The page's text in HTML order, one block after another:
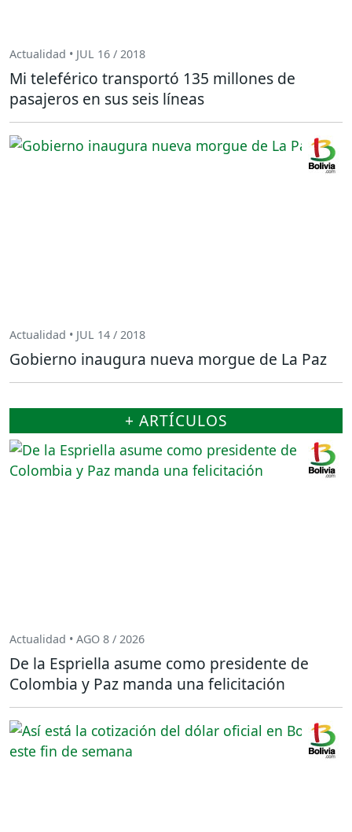
Actualidad • JUL 16 / 2018
Mi teleférico transportó 135 millones de
pasajeros en sus seis líneas
Actualidad • JUL 14 / 2018
Gobierno inaugura nueva morgue de La Paz
+ ARTÍCULOS
Actualidad • AGO 8 / 2026
De la Espriella asume como presidente de
Colombia y Paz manda una felicitación